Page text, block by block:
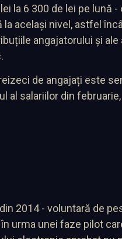
la 6 300 de lei pe
același nivel, astfel
angajatorului și
de angajați este
salariilor din
2014 - voluntară de
urma unei faze pilot